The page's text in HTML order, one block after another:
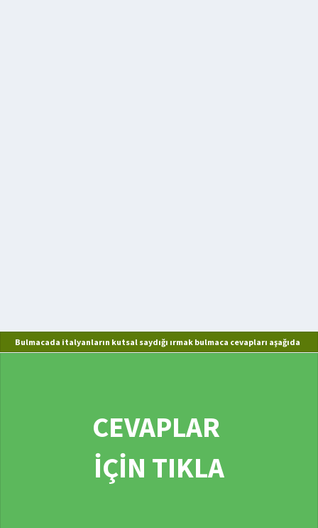
Bulmacada italyanların kutsal saydığı ırmak bulmaca cevapları aşağıda
CEVAPLAR
İÇİN TIKLA